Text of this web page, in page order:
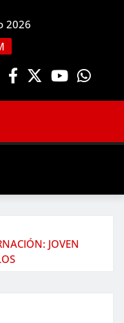
2026
JOVEN